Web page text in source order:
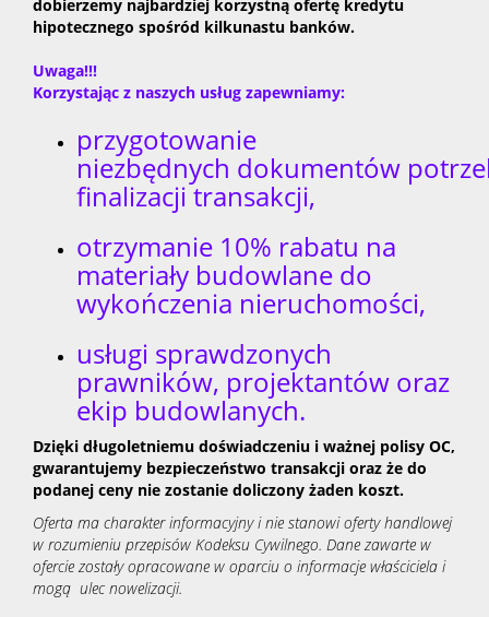
dobierzemy najbardziej korzystną ofertę kredytu
hipotecznego spośród kilkunastu banków.
Uwaga!!!
Korzystając z naszych usług zapewniamy:
przygotowanie
niezbędnych dokumentów
finalizacji transakcji,
otrzymanie 10% rabatu na
materiały budowlane do
wykończenia nieruchomości,
usługi sprawdzonych
prawników, projektantów oraz
ekip budowlanych.
Dzięki długoletniemu doświadczeniu i ważnej polisy OC,
gwarantujemy bezpieczeństwo transakcji oraz że do
podanej ceny nie zostanie doliczony żaden koszt.
Oferta ma charakter informacyjny i nie stanowi oferty handlowej
w rozumieniu przepisów Kodeksu Cywilnego. Dane zawarte w
ofercie zostały opracowane w oparciu o informacje właściciela i
mogą ulec nowelizacji.